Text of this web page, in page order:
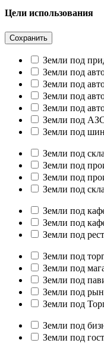
Цели использования
Сохранить
Земли под
Земли под
Земли под
Земли под
Земли под
Земли под
Земли под
Земли под
Земли под
Земли под
Земли под
Земли под
Земли под
Земли под
Земли под
Земли под
Земли под
Земли под
Земли под
Земли под
Земли под